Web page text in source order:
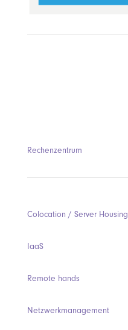
Rechenzentrum
Colocation / Server Housing
IaaS
Remote hands
Netzwerkmanagement